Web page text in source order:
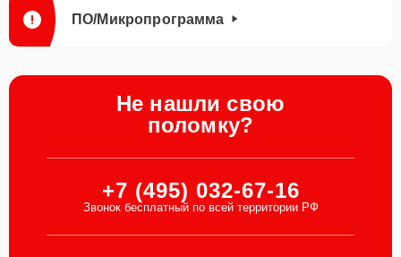
ПО/Микропрограмма
Не нашли свою
поломку?
+7 (495) 032-67-16
Звонок бесплатный по всей территории РФ